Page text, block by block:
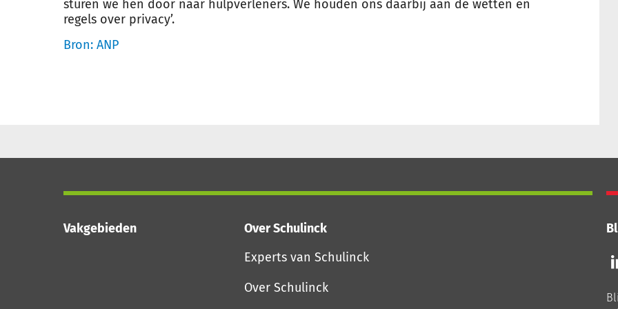
sturen we hen door naar hulpverleners. We houden ons daarbij aan de wetten en
regels over privacy’.
Bron: ANP
Vakgebieden
Over Schulinck
Experts van Schulinck
Over Schulinck